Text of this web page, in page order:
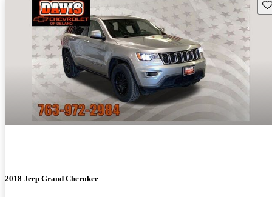
2018 Jeep Grand Cherokee